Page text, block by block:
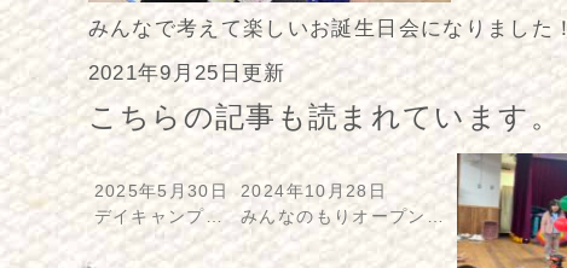
みんなで考えて楽しいお誕生日会になりました！
2021年9月25日更新
こちらの記事も読まれています。
2025年5月30日
デイキャンプ…
2024年10月28日
みんなのもりオープン…